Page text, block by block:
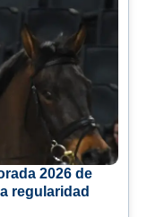
2026 de
regularidad